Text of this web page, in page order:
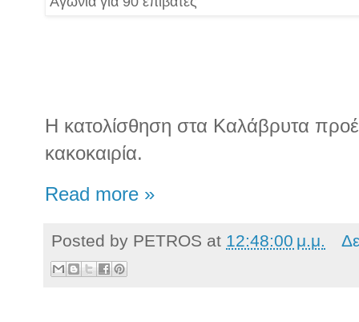
Η κατολίσθηση στα Καλάβρυτα
κακοκαιρία.
Read more »
Posted by PETROS at 12:48:00 μ.μ.